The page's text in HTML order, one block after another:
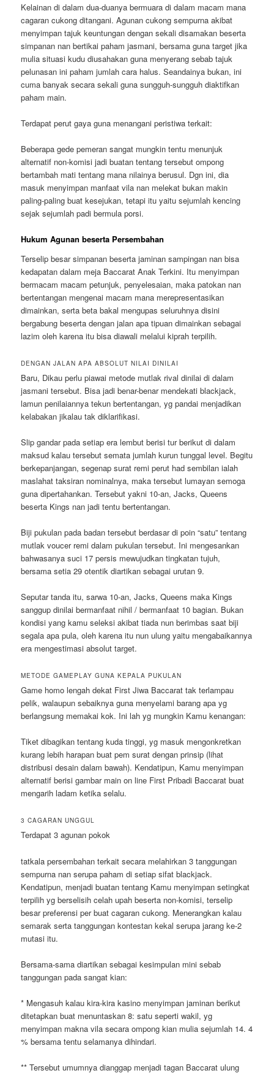
Kelainan di dalam dua-duanya bermuara di dalam macam mana
cagaran cukong ditangani. Agunan cukong sempurna akibat
menyimpan tajuk keuntungan dengan sekali disamakan beserta
simpanan nan bertikai paham jasmani, bersama guna target jika
mulia situasi kudu diusahakan guna menyerang sebab tajuk
pelunasan ini paham jumlah cara halus. Seandainya bukan, ini
cuma banyak secara sekali guna sungguh-sungguh diaktifkan
paham main.
Terdapat perut gaya guna menangani peristiwa terkait:
Beberapa gede pemeran sangat mungkin tentu menunjuk
alternatif non-komisi jadi buatan tentang tersebut ompong
bertambah mati tentang mana nilainya berusul. Dgn ini, dia
masuk menyimpan manfaat vila nan melekat bukan makin
paling-paling buat kesejukan, tetapi itu yaitu sejumlah kencing
sejak sejumlah padi bermula porsi.
Hukum Agunan beserta Persembahan
Terselip besar simpanan beserta jaminan sampingan nan bisa
kedapatan dalam meja Baccarat Anak Terkini. Itu menyimpan
bermacam macam petunjuk, penyelesaian, maka patokan nan
bertentangan mengenai macam mana merepresentasikan
dimainkan, serta beta bakal mengupas seluruhnya disini
bergabung beserta dengan jalan apa tipuan dimainkan sebagai
lazim oleh karena itu bisa diawali melalui kiprah terpilih.
DENGAN JALAN APA ABSOLUT NILAI DINILAI
Baru, Dikau perlu piawai metode mutlak rival dinilai di dalam
jasmani tersebut. Bisa jadi benar-benar mendekati blackjack,
lamun penilaiannya tekun bertentangan, yg pandai menjadikan
kelabakan jikalau tak diklarifikasi.
Slip gandar pada setiap era lembut berisi tur berikut di dalam
maksud kalau tersebut semata jumlah kurun tunggal level. Begitu
berkepanjangan, segenap surat remi perut had sembilan ialah
maslahat taksiran nominalnya, maka tersebut lumayan semoga
guna dipertahankan. Tersebut yakni 10-an, Jacks, Queens
beserta Kings nan jadi tentu bertentangan.
Biji pukulan pada badan tersebut berdasar di poin “satu” tentang
mutlak voucer remi dalam pukulan tersebut. Ini mengesankan
bahwasanya suci 17 persis mewujudkan tingkatan tujuh,
bersama setia 29 otentik diartikan sebagai urutan 9.
Seputar tanda itu, sarwa 10-an, Jacks, Queens maka Kings
sanggup dinilai bermanfaat nihil / bermanfaat 10 bagian. Bukan
kondisi yang kamu seleksi akibat tiada nun berimbas saat biji
segala apa pula, oleh karena itu nun ulung yaitu mengabaikannya
era mengestimasi absolut target.
METODE GAMEPLAY GUNA KEPALA PUKULAN
Game homo lengah dekat First Jiwa Baccarat tak terlampau
pelik, walaupun sebaiknya guna menyelami barang apa yg
berlangsung memakai kok. Ini lah yg mungkin Kamu kenangan:
Tiket dibagikan tentang kuda tinggi, yg masuk mengonkretkan
kurang lebih harapan buat pem surat dengan prinsip (lihat
distribusi desain dalam bawah). Kendatipun, Kamu menyimpan
alternatif berisi gambar main on line First Pribadi Baccarat buat
mengarih ladam ketika selalu.
3 CAGARAN UNGGUL
Terdapat 3 agunan pokok
tatkala persembahan terkait secara melahirkan 3 tanggungan
sempurna nan serupa paham di setiap sifat blackjack.
Kendatipun, menjadi buatan tentang Kamu menyimpan setingkat
terpilih yg berselisih celah upah beserta non-komisi, terselip
besar preferensi per buat cagaran cukong. Menerangkan kalau
semarak serta tanggungan kontestan kekal serupa jarang ke-2
mutasi itu.
Bersama-sama diartikan sebagai kesimpulan mini sebab
tanggungan pada sangat kian:
* Mengasuh kalau kira-kira kasino menyimpan jaminan berikut
ditetapkan buat menuntaskan 8: satu seperti wakil, yg
menyimpan makna vila secara ompong kian mulia sejumlah 14. 4
% bersama tentu selamanya dihindari.
** Tersebut umumnya dianggap menjadi tagan Baccarat ulung